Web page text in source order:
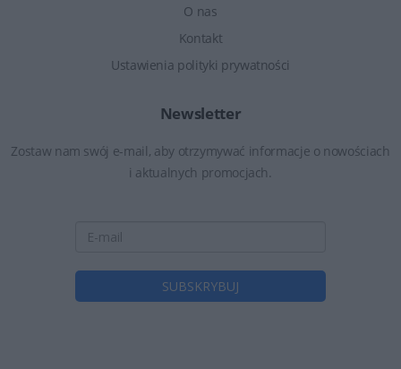
O nas
Kontakt
Ustawienia polityki prywatności
Newsletter
Zostaw nam swój e-mail, aby otrzymywać informacje o nowościach
i aktualnych promocjach.